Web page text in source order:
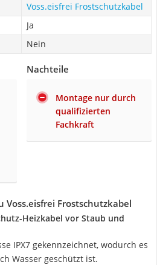
Voss.eisfrei Frostschutzkabel
Ja
Nein
Nachteile
Montage nur durch
qualifizierten
Fachkraft
Frostschutzkabel
Heizkabel vor Staub und
IPX7 gekennzeichnet, wodurch es
Wasser geschützt ist.